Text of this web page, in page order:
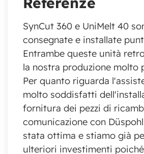
SynCut 360 e UniMelt 40
consegnate e installate
Entrambe queste unità
la nostra produzione molto
Per quanto riguarda
molto soddisfatti
fornitura dei pezzi di
comunicazione con
stata ottima e stiamo già
ulteriori investimenti